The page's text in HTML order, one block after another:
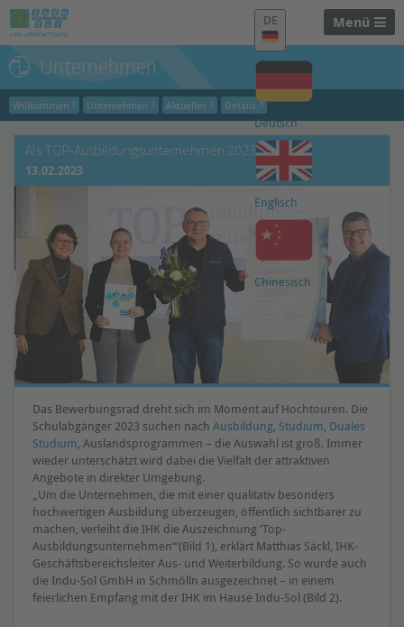
Menü
DE
Deutsch
Englisch
Chinesisch
Unternehmen
Willkommen Unternehmen Aktuelles Details
Als TOP-Ausbildungsunternehmen 2023 prämiert
13.02.2023
Das Bewerbungsrad dreht sich im Moment auf Hochtouren. Die
Schulabgänger 2023 suchen nachAusbildung, Studium, Duales
Studium , Auslandsprogrammen – die Auswahl ist groß. Immer
wieder unterschätzt wird dabei die Vielfalt der attraktiven
Angebote in direkter Umgebung.
„Um die Unternehmen, die mit einer qualitativ besonders
hochwertigen Ausbildung überzeugen, öffentlich sichtbarer zu
machen, verleiht die IHK die Auszeichnung ‘Top-
Ausbildungsunternehmen‘“(Bild 1), erklärt Matthias Säckl, IHK-
Geschäftsbereichsleiter Aus- und Weiterbildung. So wurde auch
die Indu-Sol GmbH in Schmölln ausgezeichnet – in einem
feierlichen Empfang mit der IHK im Hause Indu-Sol (Bild 2).